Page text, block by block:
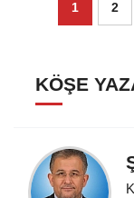
1 2
KÖŞE